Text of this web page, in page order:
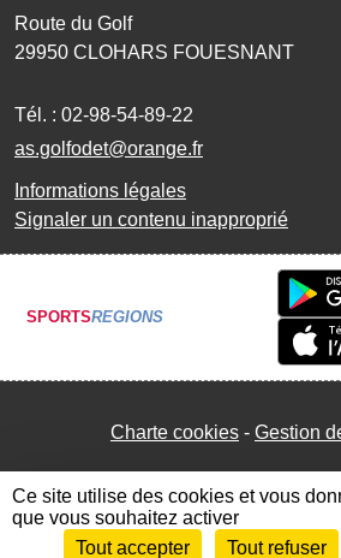
Route du Golf
29950 CLOHARS FOUESNANT
Tél. : 02-98-54-89-22
as.golfodet@orange.fr
Informations légales
Signaler un contenu inapproprié
SPORTSREGIONS
Charte cookies Gestion
Envie de participer ?
Ce site utilise des cookies et vous
que vous souhaitez activer
Tout accepter
Tout refuser